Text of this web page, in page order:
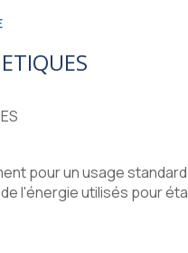
pour un usage
l'énergie utilisés pour